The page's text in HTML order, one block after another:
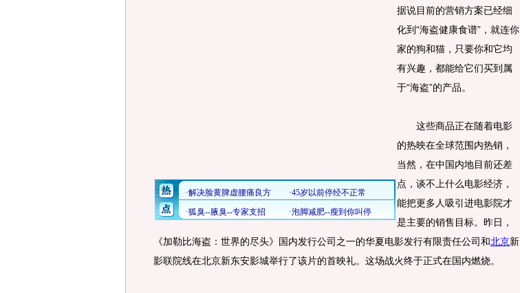
据说目前的营销方案已经细
化到“海盗健康食谱”，就连你
家的狗和猫，只要你和它均
有兴趣，都能给它们买到属
于“海盗”的产品。
这些商品正在随着电影
的热映在全球范围内热销，
当然，在中国内地目前还差
点，谈不上什么电影经济，
能把更多人吸引进电影院才
是主要的销售目标。昨日，
《加勒比海盗：世界的尽头》国内发行公司之一的华夏电影发行有限责任公司和北京新
影联院线在北京新东安影城举行了该片的首映礼。这场战火终于正式在国内燃烧。